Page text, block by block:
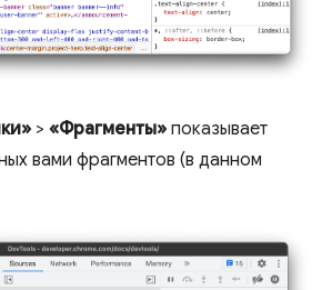
> «Фрагменты» показывает
вами фрагментов (в данном